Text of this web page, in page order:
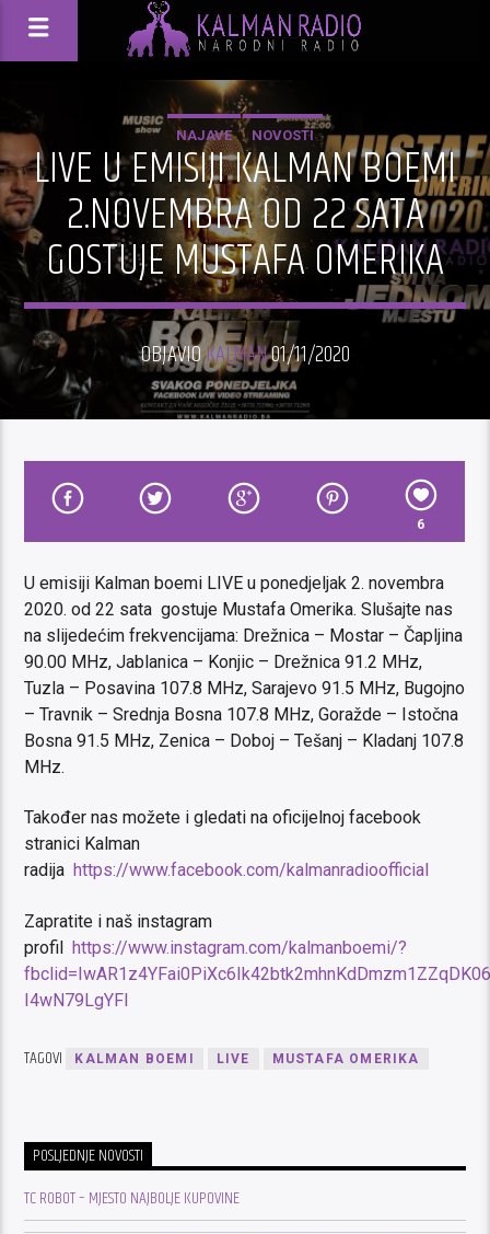
NAJAVE NOVOSTI
LIVE U EMISIJI KALMAN BOEMI
2.NOVEMBRA OD 22 SATA
GOSTUJE MUSTAFA OMERIKA
OBJAVIOKALMAN01/11/2020
6
U emisiji Kalman boemi LIVE u ponedjeljak 2. novembra
2020. od 22 sata gostuje Mustafa Omerika. Slušajte nas
na slijedećim frekvencijama: Drežnica – Mostar – Čapljina
90.00 MHz, Jablanica – Konjic – Drežnica 91.2 MHz,
Tuzla – Posavina 107.8 MHz, Sarajevo 91.5 MHz, Bugojno
– Travnik – Srednja Bosna 107.8 MHz, Goražde – Istočna
Bosna 91.5 MHz, Zenica – Doboj – Tešanj – Kladanj 107.8
MHz.
Također nas možete i gledati na oficijelnoj facebook
stranici Kalman
radija https://www.facebook.com/kalmanradioofficial
Zapratite i naš instagram
profilhttps://www.instagram.com/kalmanboemi/?
I4wN79LgYFI
TAGOVI KALMAN BOEMI LIVE MUSTAFA OMERIKA
POSLJEDNJE NOVOSTI
TC ROBOT – MJESTO NAJBOLJE KUPOVINE